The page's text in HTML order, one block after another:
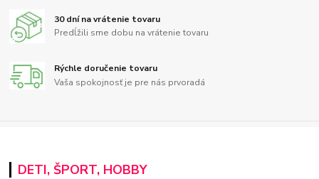
30 dní na vrátenie tovaru
Predĺžili sme dobu na vrátenie tovaru
Rýchle doručenie tovaru
Vaša spokojnosť je pre nás prvoradá
DETI, ŠPORT, HOBBY